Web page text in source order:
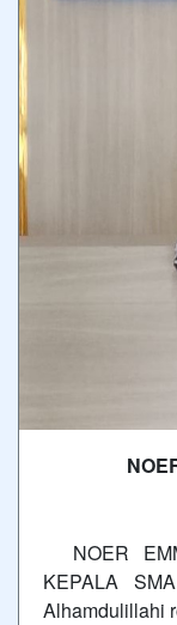
NOER
KEPALA
Alhamdulillahi